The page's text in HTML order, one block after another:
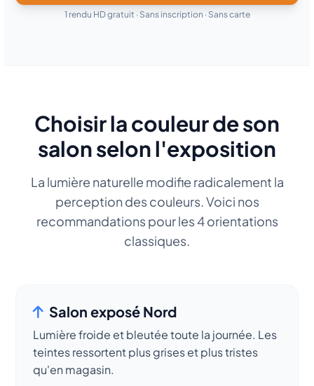
1 rendu HD gratuit · Sans inscription · Sans carte
Choisir la couleur de son
salon selon l'exposition
La lumière naturelle modifie radicalement la
perception des couleurs. Voici nos
recommandations pour les 4 orientations
classiques.
Salon exposé Nord
Lumière froide et bleutée toute la journée. Les
teintes ressortent plus grises et plus tristes
qu'en magasin.